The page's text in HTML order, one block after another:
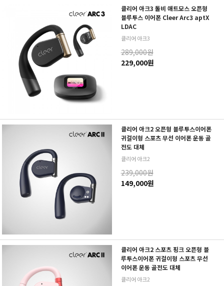
클리어 아크3 돌비 애트모스 오픈형
블루투스 이어폰 Cleer Arc3 aptX
LDAC
클리어 아크3
289,000원
229,000원
클리어 아크2 오픈형 블루투스이어폰
귀걸이형 스포츠 무선 이어폰 운동 골
전도 대체
클리어 아크2
239,000원
149,000원
클리어 아크2 스포츠 핑크 오픈형 블
루투스이어폰 귀걸이형 스포츠 무선
이어폰 운동 골전도 대체
클리어 아크2